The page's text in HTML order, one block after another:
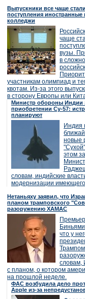
Выпускники все чаще
поступления иностранные
колледжи
чаще
вузы.
в
участникам олимпиад и
квотам. Из-за этого
в сторону Европы или
Министр обороны Индии
приобретении Су-57:
планируют
Индия
новые
этом
словам, индийские
модернизации
Нетаньяху заявил, что
планом трамповского
разоружению ХАМАС
что у
словам,
с планом, о котором
на прошлой неделе.
ФАС возбудила дело
Apple из-за